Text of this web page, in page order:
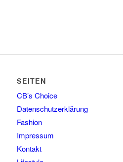
SEITEN
CB’s Choice
Datenschutzerklärung
Fashion
Impressum
Kontakt